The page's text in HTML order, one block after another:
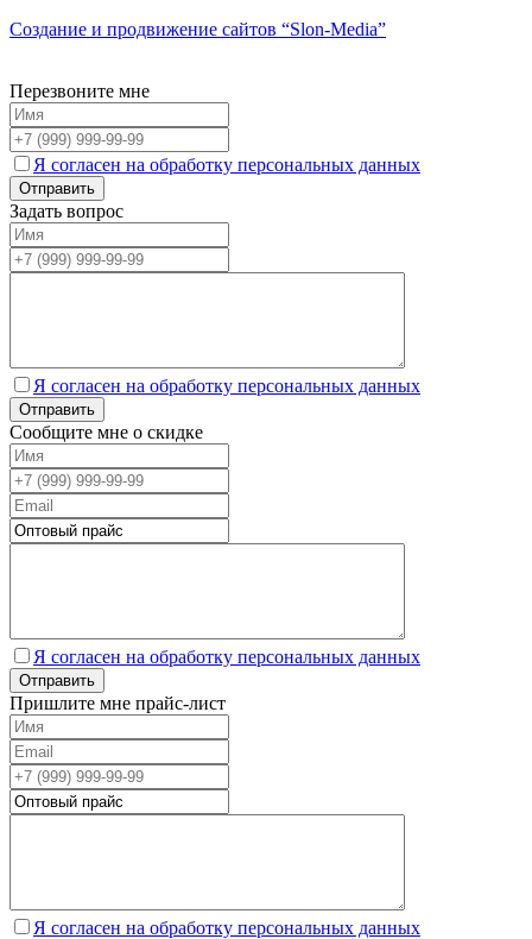
Создание и продвижение сайтов “Slon-Media”
Перезвоните мне
Я согласен на обработку персональных данных
Задать вопрос
Я согласен на обработку персональных данных
Сообщите мне о скидке
Я согласен на обработку персональных данных
Пришлите мне прайс-лист
Я согласен на обработку персональных данных